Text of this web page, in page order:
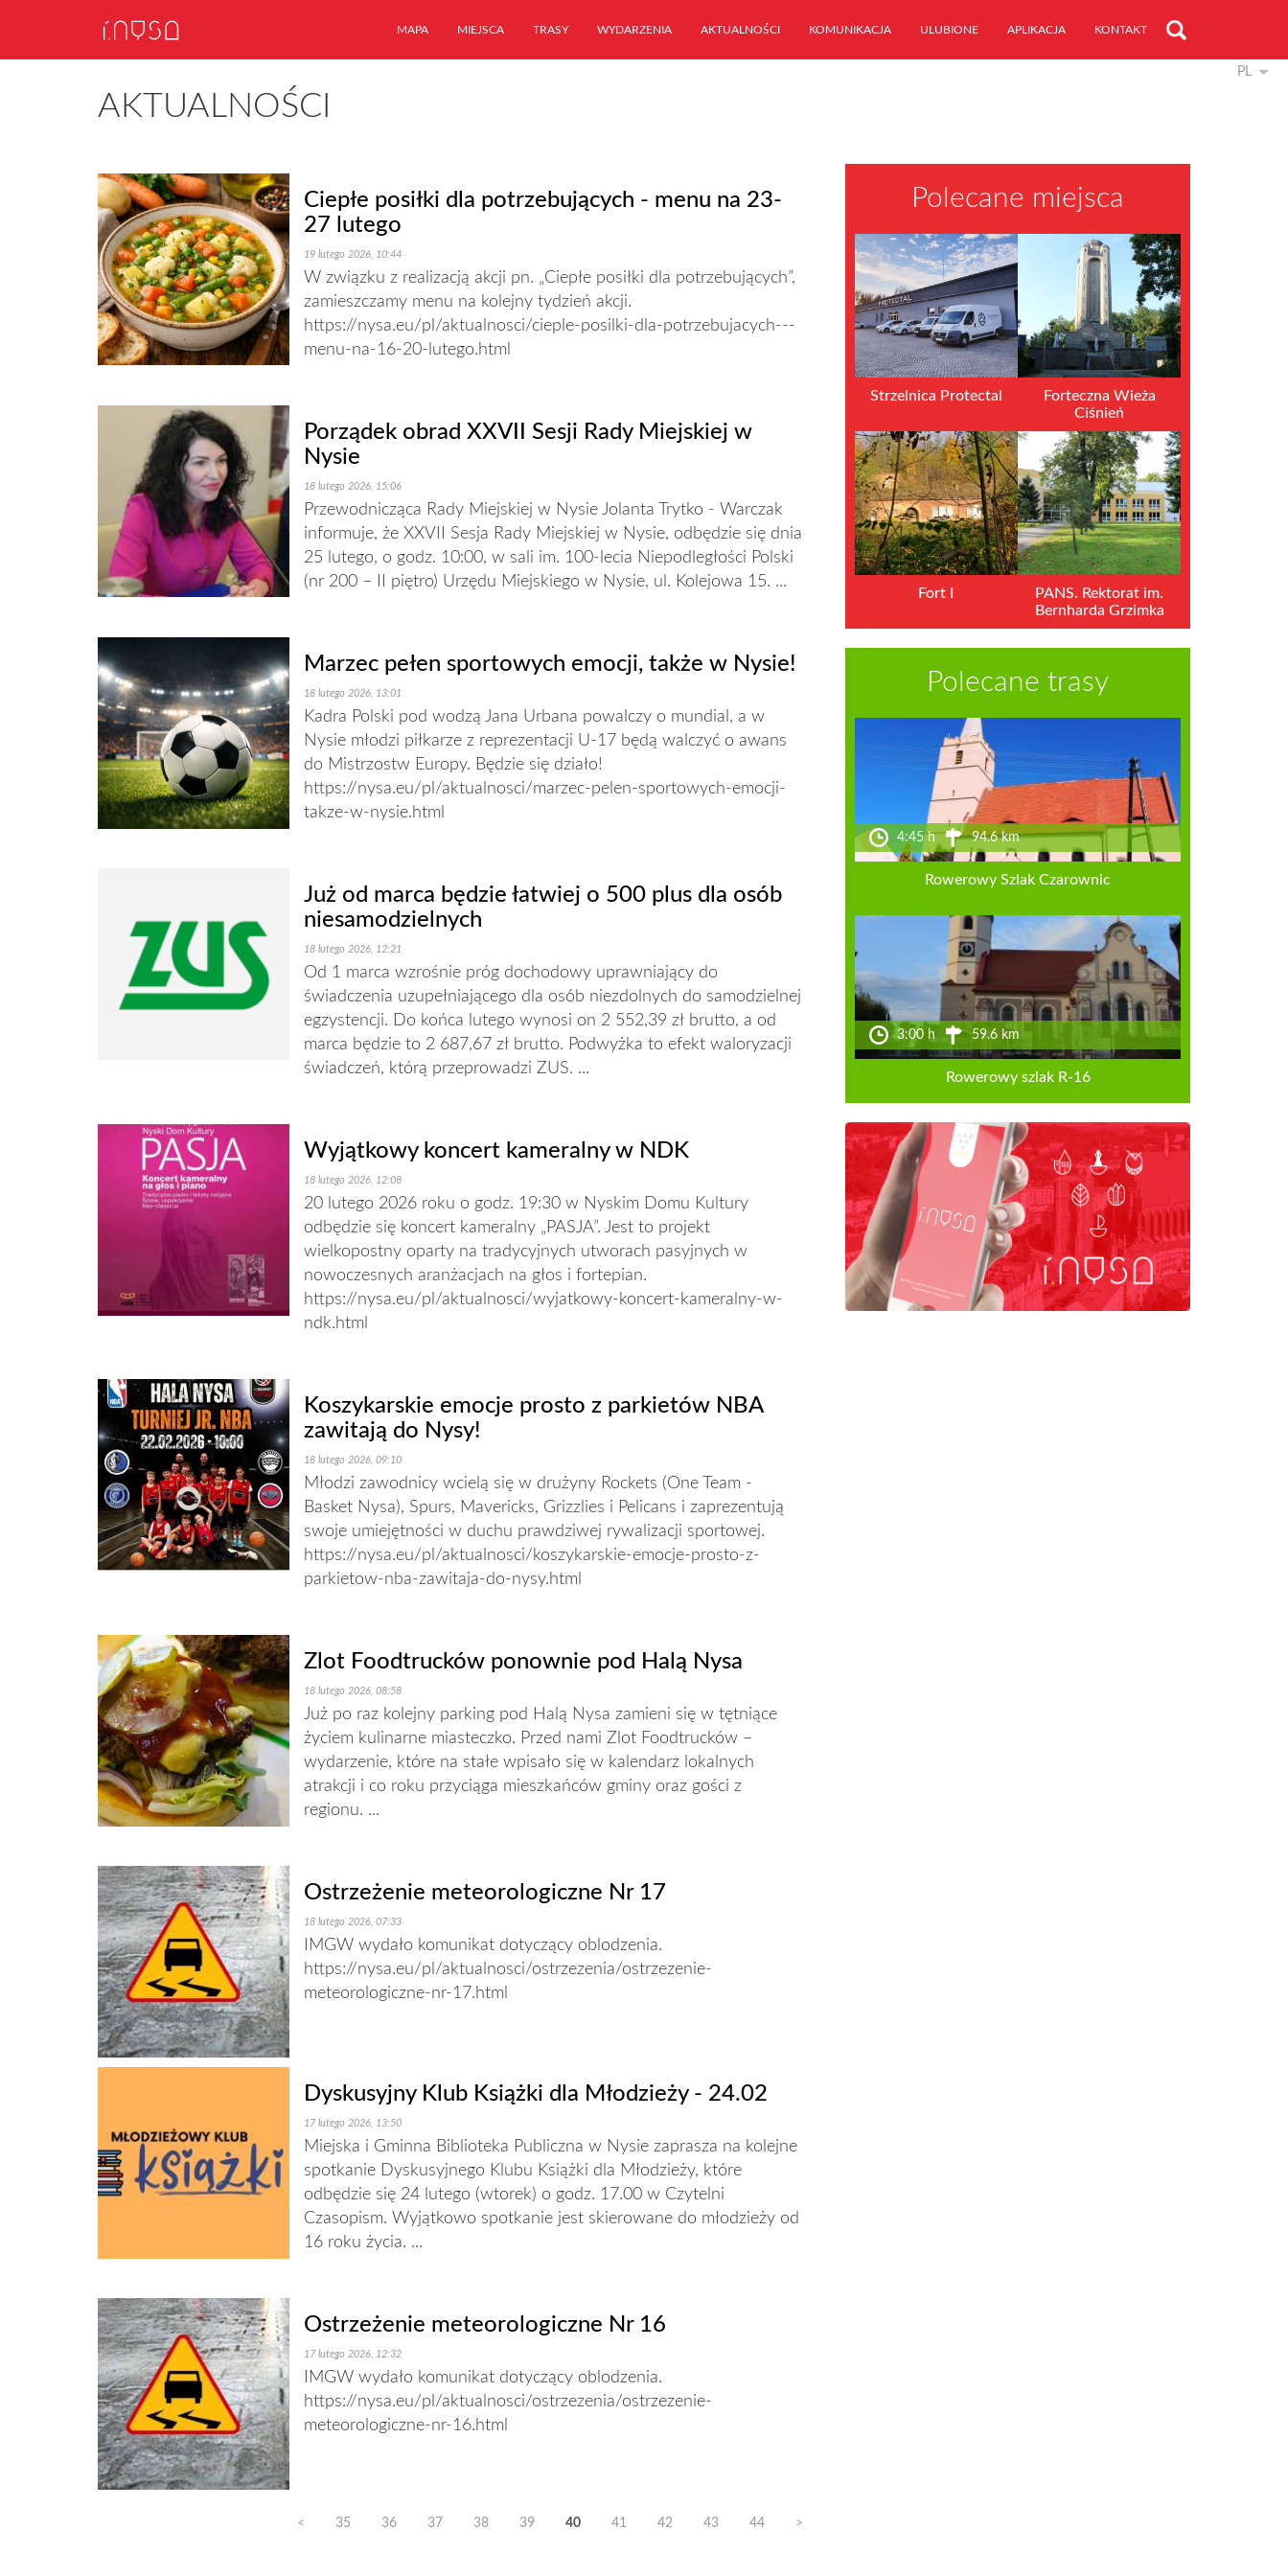
MAPA MIEJSCA TRASY WYDARZENIA AKTUALNOŚCI KOMUNIKACJA ULUBIONE APLIKACJA KONTAKT
PL
AKTUALNOŚCI
Ciepłe posiłki dla potrzebujących - menu na 23-
27 lutego
19 lutego 2026, 10:44
W związku z realizacją akcji pn. „Ciepłe posiłki dla potrzebujących”,
zamieszczamy menu na kolejny tydzień akcji.
https://nysa.eu/pl/aktualnosci/cieple-posilki-dla-potrzebujacych---
menu-na-16-20-lutego.html
Porządek obrad XXVII Sesji Rady Miejskiej w
Nysie
18 lutego 2026, 15:06
Przewodnicząca Rady Miejskiej w Nysie Jolanta Trytko - Warczak
informuje, że XXVII Sesja Rady Miejskiej w Nysie, odbędzie się dnia
25 lutego, o godz. 10:00, w sali im. 100-lecia Niepodległości Polski
(nr 200 – II piętro) Urzędu Miejskiego w Nysie, ul. Kolejowa 15. ...
Marzec pełen sportowych emocji, także w Nysie!
18 lutego 2026, 13:01
Kadra Polski pod wodzą Jana Urbana powalczy o mundial, a w
Nysie młodzi piłkarze z reprezentacji U-17 będą walczyć o awans
do Mistrzostw Europy. Będzie się działo!
https://nysa.eu/pl/aktualnosci/marzec-pelen-sportowych-emocji-
takze-w-nysie.html
Już od marca będzie łatwiej o 500 plus dla osób
niesamodzielnych
18 lutego 2026, 12:21
Od 1 marca wzrośnie próg dochodowy uprawniający do
świadczenia uzupełniającego dla osób niezdolnych do samodzielnej
egzystencji. Do końca lutego wynosi on 2 552,39 zł brutto, a od
marca będzie to 2 687,67 zł brutto. Podwyżka to efekt waloryzacji
świadczeń, którą przeprowadzi ZUS. ...
Wyjątkowy koncert kameralny w NDK
18 lutego 2026, 12:08
20 lutego 2026 roku o godz. 19:30 w Nyskim Domu Kultury
odbędzie się koncert kameralny „PASJA”. Jest to projekt
wielkopostny oparty na tradycyjnych utworach pasyjnych w
nowoczesnych aranżacjach na głos i fortepian.
https://nysa.eu/pl/aktualnosci/wyjatkowy-koncert-kameralny-w-
ndk.html
Koszykarskie emocje prosto z parkietów NBA
zawitają do Nysy!
18 lutego 2026, 09:10
Młodzi zawodnicy wcielą się w drużyny Rockets (One Team -
Basket Nysa), Spurs, Mavericks, Grizzlies i Pelicans i zaprezentują
swoje umiejętności w duchu prawdziwej rywalizacji sportowej.
https://nysa.eu/pl/aktualnosci/koszykarskie-emocje-prosto-z-
parkietow-nba-zawitaja-do-nysy.html
Zlot Foodtrucków ponownie pod Halą Nysa
18 lutego 2026, 08:58
Już po raz kolejny parking pod Halą Nysa zamieni się w tętniące
życiem kulinarne miasteczko. Przed nami Zlot Foodtrucków –
wydarzenie, które na stałe wpisało się w kalendarz lokalnych
atrakcji i co roku przyciąga mieszkańców gminy oraz gości z
regionu. ...
Ostrzeżenie meteorologiczne Nr 17
18 lutego 2026, 07:33
IMGW wydało komunikat dotyczący oblodzenia.
https://nysa.eu/pl/aktualnosci/ostrzezenia/ostrzezenie-
meteorologiczne-nr-17.html
Dyskusyjny Klub Książki dla Młodzieży - 24.02
17 lutego 2026, 13:50
Miejska i Gminna Biblioteka Publiczna w Nysie zaprasza na kolejne
spotkanie Dyskusyjnego Klubu Książki dla Młodzieży, które
odbędzie się 24 lutego (wtorek) o godz. 17.00 w Czytelni
Czasopism. Wyjątkowo spotkanie jest skierowane do młodzieży od
16 roku życia. ...
Ostrzeżenie meteorologiczne Nr 16
17 lutego 2026, 12:32
IMGW wydało komunikat dotyczący oblodzenia.
https://nysa.eu/pl/aktualnosci/ostrzezenia/ostrzezenie-
meteorologiczne-nr-16.html
< 35 36 37 38 39 40 41 42 43 44 >
Polecane miejsca
Strzelnica Protectal
Forteczna Wieża
Ciśnień
Fort I
PANS. Rektorat im.
Bernharda Grzimka
Polecane trasy
4:45 h 94.6 km
Rowerowy Szlak Czarownic
3:00 h 59.6 km
Rowerowy szlak R-16